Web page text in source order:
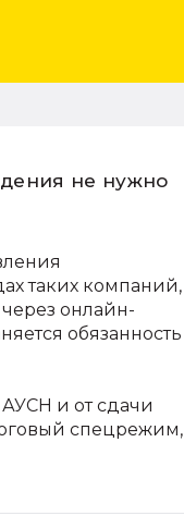
не нужно
таких компаний,
онлайн-
обязанность
АУСН и от сдачи
спецрежим,